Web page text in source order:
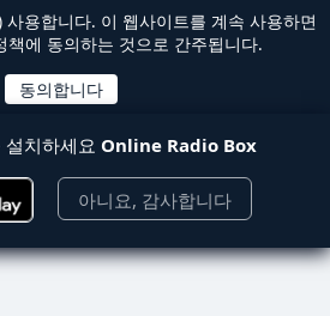
사용합니다. 이 웹사이트를 계속 사용하면
책에 동의하는 것으로 간주됩니다.
설치하세요 Online Radio Box
아니요, 감사합니다